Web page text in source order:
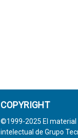
COPYRIGHT
©1999-2025 El material
intelectual de Grupo